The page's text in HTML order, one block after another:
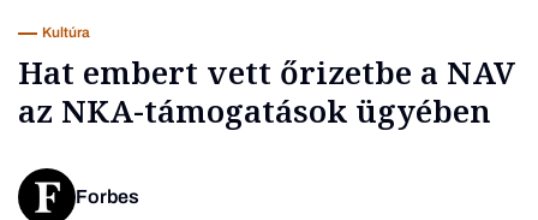
Kultúra
Hat embert vett őrizetbe a NAV
az NKA-támogatások ügyében
Forbes